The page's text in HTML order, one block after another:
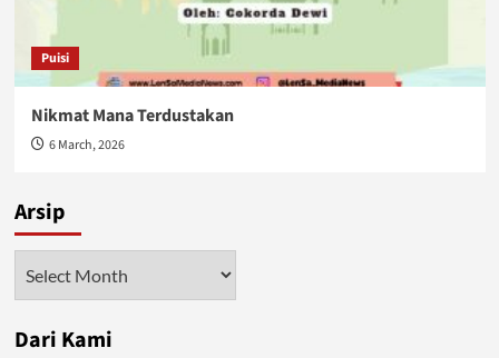
Puisi
Nikmat Mana Terdustakan
6 March, 2026
Arsip
Dari Kami